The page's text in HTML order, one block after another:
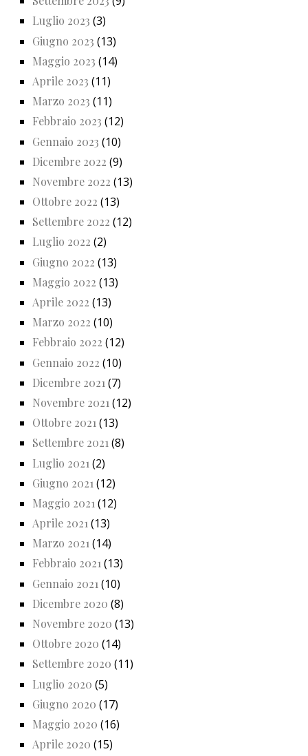
Luglio 2023 (3)
Giugno 2023 (13)
Maggio 2023 (14)
Aprile 2023 (11)
Marzo 2023 (11)
Febbraio 2023 (12)
Gennaio 2023 (10)
Dicembre 2022 (9)
Novembre 2022 (13)
Ottobre 2022 (13)
Settembre 2022 (12)
Luglio 2022 (2)
Giugno 2022 (13)
Maggio 2022 (13)
Aprile 2022 (13)
Marzo 2022 (10)
Febbraio 2022 (12)
Gennaio 2022 (10)
Dicembre 2021 (7)
Novembre 2021 (12)
Ottobre 2021 (13)
Settembre 2021(8)
Luglio 2021 (2)
Giugno 2021 (12)
Maggio 2021 (12)
Aprile 2021 (13)
Marzo 2021(14)
Febbraio 2021(13)
Gennaio 2021 (10)
Dicembre 2020 (8)
Novembre 2020 (13)
Ottobre 2020 (14)
Settembre 2020 (11)
Luglio 2020 (5)
Giugno 2020 (17)
Maggio 2020 (16)
Aprile 2020 (15)